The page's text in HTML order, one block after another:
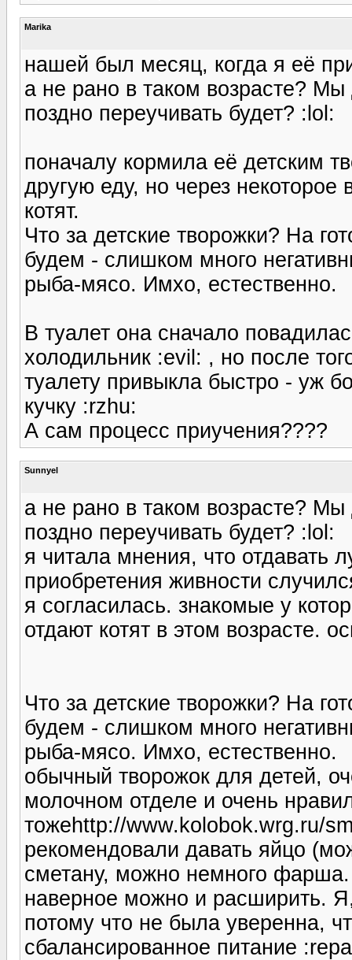
Marika
нашей был месяц, когда я её
а не рано в таком возрасте?
поздно переучивать будет? :lol:
поначалу кормила её детским
другую еду, но через
котят.
Что за детские творожки? На
будем - слишком много
рыба-мясо. Имхо, естественно.
В туалет она сначало
холодильник :evil: , но после
туалету привыкла быстро - уж
кучку :rzhu:
А сам процесс приучения????
Sunnyel
а не рано в таком возрасте?
поздно переучивать будет? :lol:
я читала мнения, что отдавать
приобретения живности
я согласилась. знакомые у
отдают котят в этом возрасте.
Что за детские творожки? На
будем - слишком много
рыба-мясо. Имхо, естественно.
обычный творожок для детей,
молочном отделе и очень
тожеhttp://www.kolobok.wrg.ru/
рекомендовали давать яйцо
сметану, можно немного
наверное можно и расширить.
потому что не была уверенна,
сбалансированное питание